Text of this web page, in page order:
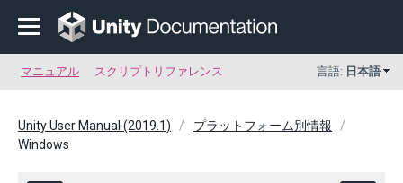
マニュアル スクリプトリファレンス 言語: 日本語
Unity User Manual (2019.1)
プラットフォーム別情報
Windows